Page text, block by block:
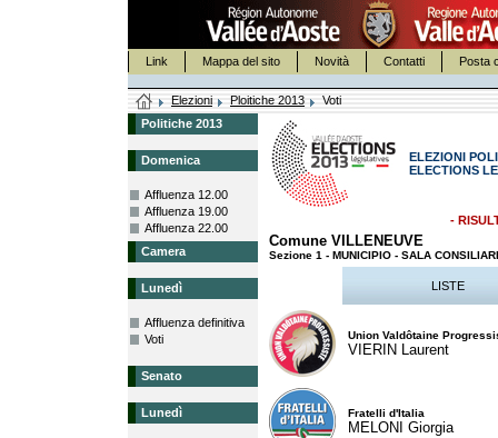
Link Mappa del sito Novità Contatti Posta
Elezioni Ploitiche 2013
Voti
Politiche 2013
Domenica
Affluenza 12.00
Affluenza 19.00
Affluenza 22.00
Camera
Lunedì
Affluenza definitiva
Voti
Senato
Lunedì
ELEZIONI
ELECTIONS
-
Comune VILLENEUVE
Sezione 1 - MUNICIPIO - SALA
LISTE
Union Valdôtaine
VIERIN Laurent
Fratelli d'Italia
MELONI Giorgia